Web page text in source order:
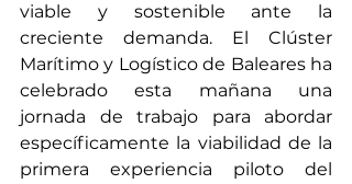
viable y sostenible ante la
creciente demanda. El Clúster
Marítimo y Logístico de Baleares ha
celebrado esta mañana una
jornada de trabajo para abordar
específicamente la viabilidad de la
primera experiencia piloto del